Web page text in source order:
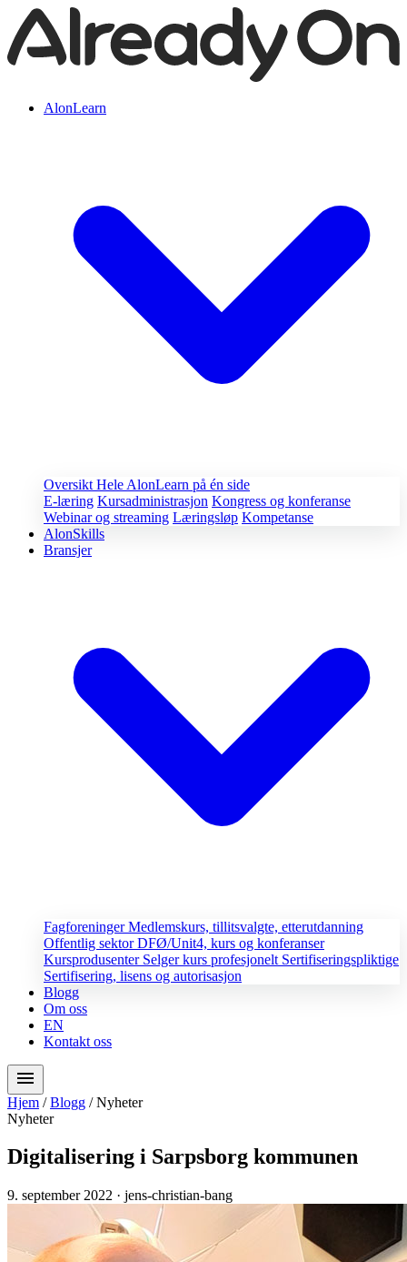
AlonLearn
Oversikt Hele AlonLearn på én side
E-læring Kursadministrasjon Kongress og konferanse
Webinar og streaming Læringsløp Kompetanse
AlonSkills
Bransjer
FagforeningerMedlemskurs, tillitsvalgte, etterutdanning
Offentlig sektorDFØ/Unit4, kurs og konferanser
Kursprodusenter Selger kurs profesjonelt Sertifiseringspliktige
Sertifisering, lisens og autorisasjon
Blogg
Om oss
EN
Kontakt oss
menu
Hjem / Blogg / Nyheter
Nyheter
Digitalisering i Sarpsborg kommunen
9. september 2022 · jens-christian-bang